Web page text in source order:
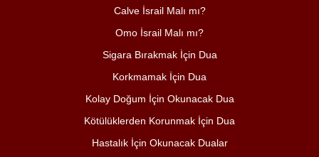
Calve İsrail Malı mı?
Omo İsrail Malı mı?
Sigara Bırakmak İçin Dua
Korkmamak İçin Dua
Kolay Doğum İçin Okunacak Dua
Kötülüklerden Korunmak İçin Dua
Hastalık İçin Okunacak Dualar